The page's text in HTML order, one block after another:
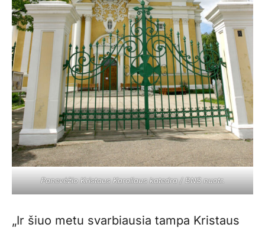
Panevėžio Kristaus Karaliaus katedra/ BNS nuotr.
„Ir šiuo metu svarbiausia tampa Kristaus